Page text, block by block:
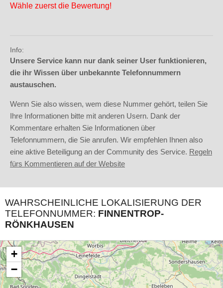
Wähle zuerst die Bewertung!
Info:
Unsere Service kann nur dank seiner User funktionieren,
die ihr Wissen über unbekannte Telefonnummern
austauschen.
Wenn Sie also wissen, wem diese Nummer gehört, teilen Sie
Ihre Informationen bitte mit anderen Usern. Dank der
Kommentare erhalten Sie Informationen über
Telefonnummern, die Sie anrufen. Wir empfehlen Ihnen also
eine aktive Beteiligung an der Community des Service. Regeln
fürs Kommentieren auf der Website
WAHRSCHEINLICHE LOKALISIERUNG DER
TELEFONNUMMER: FINNENTROP-
RÖNKHAUSEN